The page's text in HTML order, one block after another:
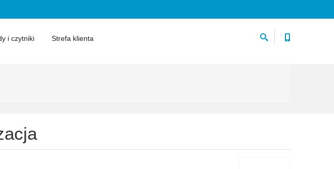
i czytniki Strefa klienta